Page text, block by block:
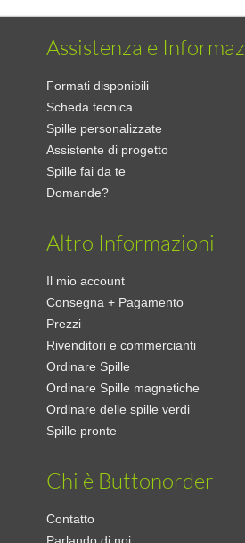
Assistenza e
Formati disponibili
Scheda tecnica
Spille personalizzate
Assistente di progetto
Spille fai da te
Domande?
Altro Informazioni
Il mio account
Consegna + Pagamento
Prezzi
Rivenditori e commercianti
Ordinare Spille
Ordinare Spille magnetiche
Ordinare delle spille verdi
Spille pronte
Chi è Buttonorder
Contatto